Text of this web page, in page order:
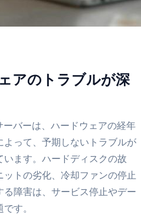
アのトラブルが深
バーは、ハードウェアの経年
って、予期しないトラブルが
ます。ハードディスクの故
トの劣化、冷却ファンの停止
障害は、サービス停止やデー
す。